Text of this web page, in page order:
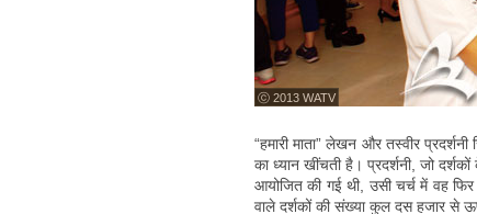
ⓒ 2013 WATV
“हमारी माता” लेखन और तस्वीर
का ध्यान खींचती है। प्रदर्शनी, जो
आयोजित की गई थी, उसी चर्च में वह फिर
वाले दर्शकों की संख्या कुल दस हजार से